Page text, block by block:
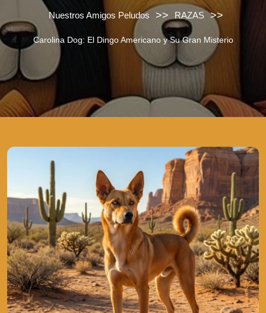
Nuestros Amigos Peludos >> RAZAS >>
Carolina Dog: El Dingo Americano y Su Gran Misterio